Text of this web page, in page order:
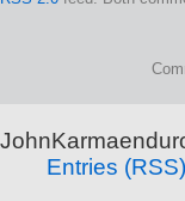
Entries (RSS)